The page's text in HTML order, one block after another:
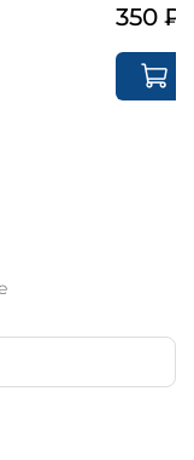
от
350 ₽